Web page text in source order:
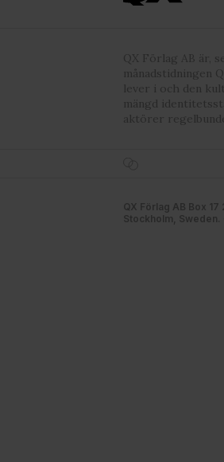
QX Förlag AB är,
månadstidningen
lever i och den
mängd
aktörer
QX Förlag AB Box 17
Stockholm,